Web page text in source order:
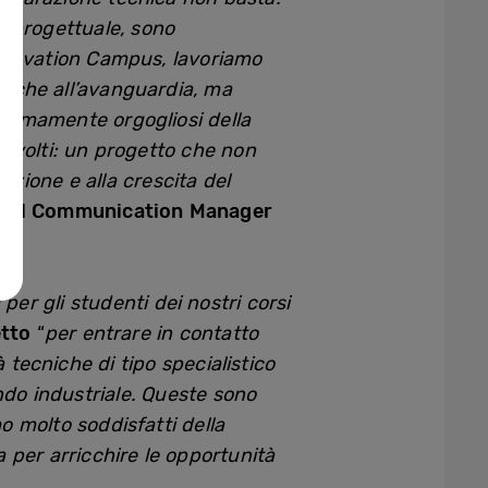
progettuale, sono
Campus, lavoriamo
all’avanguardia, ma
orgogliosi della
un progetto che non
e alla crescita del
Communication Manager
gli studenti dei nostri corsi
“per entrare in contatto
tecniche di tipo specialistico
industriale. Queste sono
molto soddisfatti della
per arricchire le opportunità